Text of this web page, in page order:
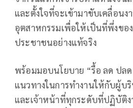
และตั้งใจที่จะเข้ามาขับเคลื่อนง
อุตสาหกรรมเพื่อให้เป็นที่พึ่งขอ
ประชาชนอย่างแท้จริง
พร้อมมอบนโยบาย “รื้อ ลด ปลด
แนวทางในการทำงานให้กับผู้บ
และเจ้าหน้าที่ทุกระดับที่ปฏิบัติง